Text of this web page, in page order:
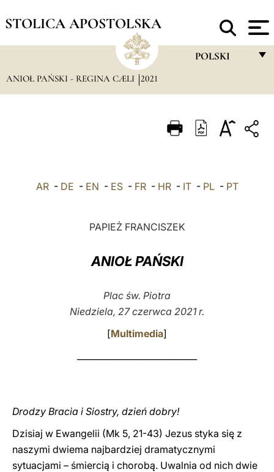
STOLICA APOSTOLSKA
POLSKI
ITALIANO
ANIOŁ PAŃSKI - REGINA CÆLI 2021
AR- DE - EN - ES- FR- HR- IT- PL- PT
PAPIEŻ FRANCISZEK
ANIOŁ PAŃSKI
Plac św. Piotra
Niedziela, 27 czerwca 2021 r.
[Multimedia]
Drodzy Bracia i Siostry, dzień dobry!
Dzisiaj w Ewangelii (Mk 5, 21-43) Jezus styka się z
naszymi dwiema najbardziej dramatycznymi
sytuacjami – śmiercią i chorobą. Uwalnia od nich dwie